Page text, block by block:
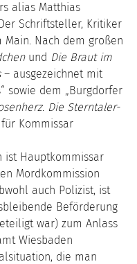
alias Matthias
Schriftsteller, Kritiker
Main. Nach dem großen
und Die Braut im
– ausgezeichnet mit
sowie dem „Burgdorfer
. Die Sterntaler-
Kommissar
ist Hauptkommissar
Mordkommission
auch Polizist, ist
Beförderung
war) zum Anlass
Wiesbaden
die man